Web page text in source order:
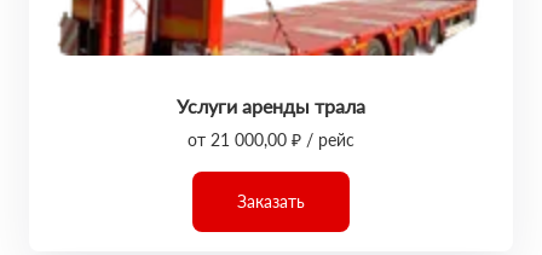
Услуги аренды трала
от 21 000,00 ₽ / рейс
Заказать